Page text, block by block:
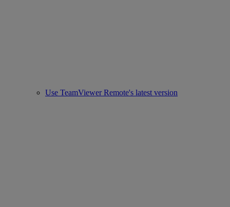
Use TeamViewer Remote's latest version